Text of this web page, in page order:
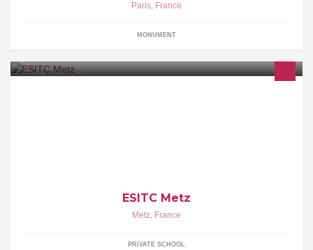
Paris, France
MONUMENT
ESITC Metz
Metz, France
PRIVATE SCHOOL